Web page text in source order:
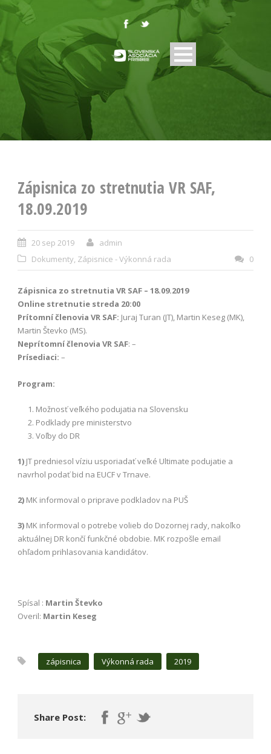
Zápisnica zo stretnutia VR SAF,
18.09.2019
20 sep 2019
admin
Dokumenty, Zápisnice - Výkonná rada 0
Zápisnica zo stretnutia VR SAF – 18.09.2019
Online stretnutie streda 20:00
Prítomní členovia VR SAF: Juraj Turan (JT), Martin Keseg (MK),
Martin Števko (MS).
Neprítomní členovia VR SAF: –
Prísediaci: –
Program:
Možnosť veľkého podujatia na Slovensku
Podklady pre ministerstvo
Voľby do DR
1) JT predniesol víziu usporiadať veľké Ultimate podujatie a
navrhol podať bid na EUCF v Trnave.
2) MK informoval o priprave podkladov na PUŠ
3) MK informoval o potrebe volieb do Dozornej rady, nakoľko
aktuálnej DR končí funkčné obdobie. MK rozpošle email
ohľadom prihlasovania kandidátov.
Spísal : Martin Števko
Overil: Martin Keseg
zápisnica Výkonná rada 2019
Share Post: